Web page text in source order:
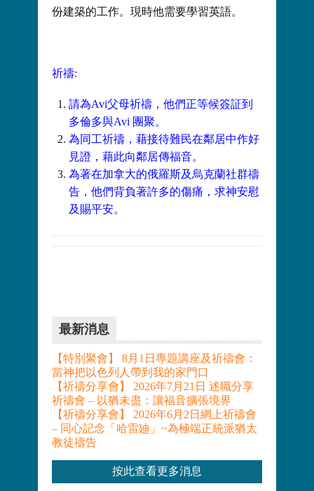
份建築的工作。現時他需要學習英語。
祈禱:
請為Avi父母祈禱，他們正等候簽証到
多倫多與Avi 團聚。
為同工祈禱，藉接待難民在鄰居中作好
見證，藉此向鄰居傳福音。
為著在加拿大的俄羅斯及烏克蘭社群禱
告，他們背負著許多的傷痛，求神安慰
及賜平安。
最新消息
【特別聚會】 8月1日專題講座及祈禱會：
當神把以色列人帶到我的家門口
【祈禱分享會】 2026年7月21日 述職分享
祈禱會 – 以猶未盡：讓福音擴張境界
【祈禱分享會】 2026年6月2日網上祈禱會
– 同心記念「哈雷廸」~為極端正統派猶太
教徒禱告
按此查看更多消息